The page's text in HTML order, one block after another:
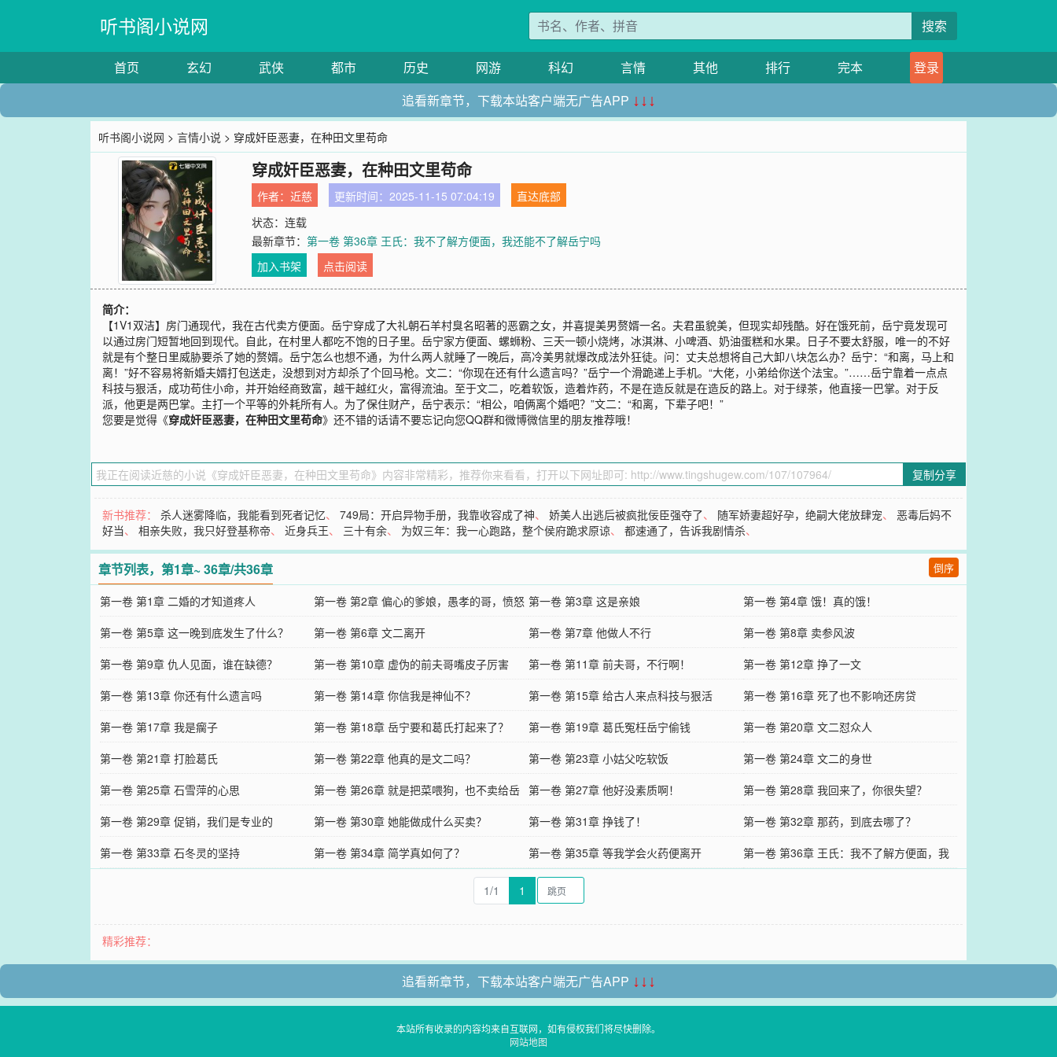
听书阁小说网 搜索
首页 玄幻 武侠 都市 历史 网游 科幻 言情 其他 排行 完本
登录
追看新章节，下载本站客户端无广告APP ↓↓↓
听书阁小说网 >言情小说 > 穿成奸臣恶妻，在种田文里苟命
穿成奸臣恶妻，在种田文里苟命
作者：近慈 更新时间：2025-11-15 07:04:19
直达底部
状态：连载
最新章节：第一卷 第36章 王氏：我不了解方便面，我还能不了解岳宁吗
加入书架
点击阅读
简介：
【1V1双洁】房门通现代，我在古代卖方便面。岳宁穿成了大礼朝石羊村臭名昭著的恶霸之女，并喜提美男赘婿一名。夫君虽貌美，但现实却残酷。好在饿死前，岳宁竟发现可
以通过房门短暂地回到现代。自此，在村里人都吃不饱的日子里。岳宁家方便面、螺蛳粉、三天一顿小烧烤，冰淇淋、小啤酒、奶油蛋糕和水果。日子不要太舒服，唯一的不好
就是有个整日里威胁要杀了她的赘婿。岳宁怎么也想不通，为什么两人就睡了一晚后，高冷美男就爆改成法外狂徒。问：丈夫总想将自己大卸八块怎么办？岳宁：“和离，马上和
离！”好不容易将新婚夫婿打包送走，没想到对方却杀了个回马枪。文二：“你现在还有什么遗言吗？”岳宁一个滑跪递上手机。“大佬，小弟给你送个法宝。”……岳宁靠着一点点
科技与狠活，成功苟住小命，并开始经商致富，越干越红火，富得流油。至于文二，吃着软饭，造着炸药，不是在造反就是在造反的路上。对于绿茶，他直接一巴掌。对于反
派，他更是两巴掌。主打一个平等的外耗所有人。为了保住财产，岳宁表示：“相公，咱俩离个婚吧？”文二：“和离，下辈子吧！”
您要是觉得《穿成奸臣恶妻，在种田文里苟命》还不错的话请不要忘记向您QQ群和微博微信里的朋友推荐哦！
复制分享
新书推荐：杀人迷雾降临，我能看到死者记忆、749局：开启异物手册，我靠收容成了神、娇美人出逃后被疯批佞臣强夺了、 随军娇妻超好孕，绝嗣大佬放肆宠、恶毒后妈不
好当、相亲失败，我只好登基称帝、近身兵王、 三十有余、 为奴三年：我一心跑路，整个侯府跪求原谅、都速通了，告诉我剧情杀、
章节列表，第1章~ 36章/共36章 倒序
第一卷 第1章 二婚的才知道疼人
第一卷 第2章 偏心的爹娘，愚孝的哥，愤怒
的嫂子
第一卷 第3章 这是亲娘
第一卷 第4章 饿！真的饿！
第一卷 第5章 这一晚到底发生了什么？
第一卷 第6章 文二离开 第一卷 第7章 他做人不行
第一卷 第8章 卖参风波
第一卷 第9章 仇人见面，谁在缺德？
第一卷 第10章 虚伪的前夫哥嘴皮子厉害 第一卷 第11章 前夫哥，不行啊！
第一卷 第12章 挣了一文
第一卷 第13章 你还有什么遗言吗
第一卷 第14章 你信我是神仙不？ 第一卷 第15章 给古人来点科技与狠活
第一卷 第16章 死了也不影响还房贷
第一卷 第17章 我是瘸子
第一卷 第18章 岳宁要和葛氏打起来了？ 第一卷 第19章 葛氏冤枉岳宁偷钱
第一卷 第20章 文二怼众人
第一卷 第21章 打脸葛氏
第一卷 第22章 他真的是文二吗？ 第一卷 第23章 小姑父吃软饭
第一卷 第24章 文二的身世
第一卷 第25章 石雪萍的心思
第一卷 第26章 就是把菜喂狗，也不卖给岳
宁
第一卷 第27章 他好没素质啊！
第一卷 第28章 我回来了，你很失望？
第一卷 第29章 促销，我们是专业的
第一卷 第30章 她能做成什么买卖？ 第一卷 第31章 挣钱了！
第一卷 第32章 那药，到底去哪了？
第一卷 第33章 石冬灵的坚持
第一卷 第34章 简学真如何了？ 第一卷 第35章 等我学会火药便离开
第一卷 第36章 王氏：我不了解方便面，我
1/1 1
精彩推荐：
追看新章节，下载本站客户端无广告APP ↓↓↓
本站所有收录的内容均来自互联网，如有侵权我们将尽快删除。
网站地图